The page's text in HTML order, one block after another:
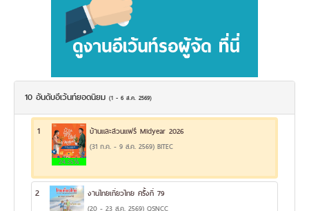
10 อันดับอีเว้นท์ยอดนิยม (1 - 6 ส.ค. 2569)
1
24.35%
บ้านและสวนแฟร์ Midyear 2026
(31 ก.ค. - 9 ส.ค. 2569) BITEC
2 งานไทยเที่ยวไทย ครั้งที่ 79
(20 - 23 ส.ค. 2569) QSNCC